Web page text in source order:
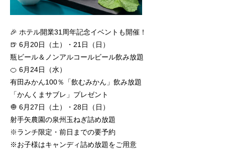
🎉 ホテル開業31周年記念イベントも開催！
🍺 6月20日（土）・21日（日）
瓶ビール＆ノンアルコールビール飲み放題
🍊 6月24日（水）
有田みかん100％「飲むみかん」飲み放題
「かんくまサブレ」プレゼント
🧅 6月27日（土）・28日（日）
射手矢農園の泉州玉ねぎ詰め放題
※ランチ限定・前日までの要予約
※お子様はキャンディ詰め放題をご用意